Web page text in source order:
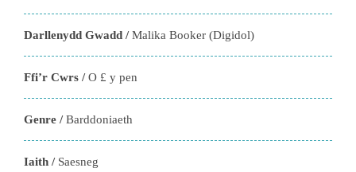
Darllenydd Gwadd /Malika Booker (Digidol)
Ffi’r Cwrs /O £ y pen
Genre /Barddoniaeth
Iaith / Saesneg